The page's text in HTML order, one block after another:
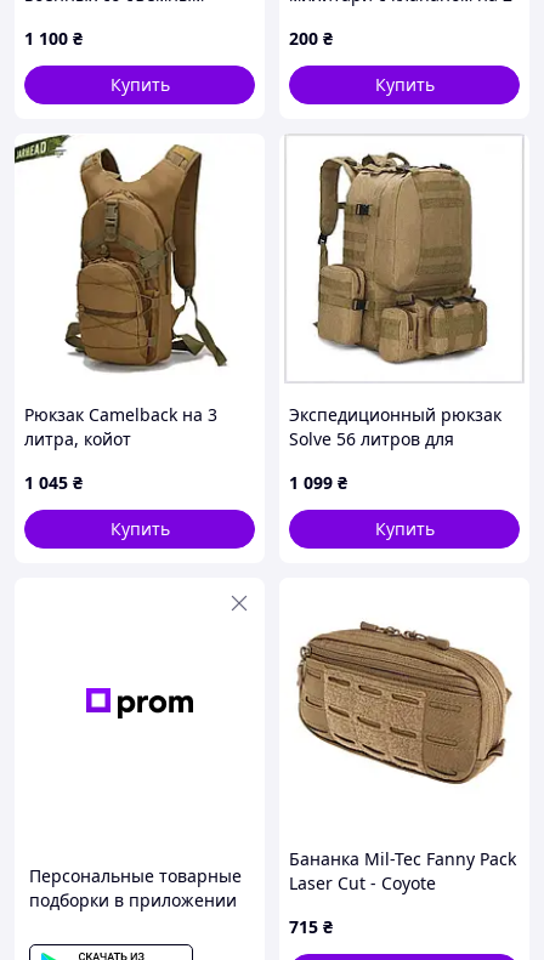
98THA5844
1 100 ₴
Купить
200 ₴
Купить
Рюкзак Camelback на 3
литра, койот
1 045 ₴
Купить
Экспедиционный рюкзак
Solve 56 литров для
MMC8670192
1 099 ₴
Купить
Персональные товарные
подборки в приложении
Бананка Mil-Tec Fanny Pack
Laser Cut - Coyote
715 ₴